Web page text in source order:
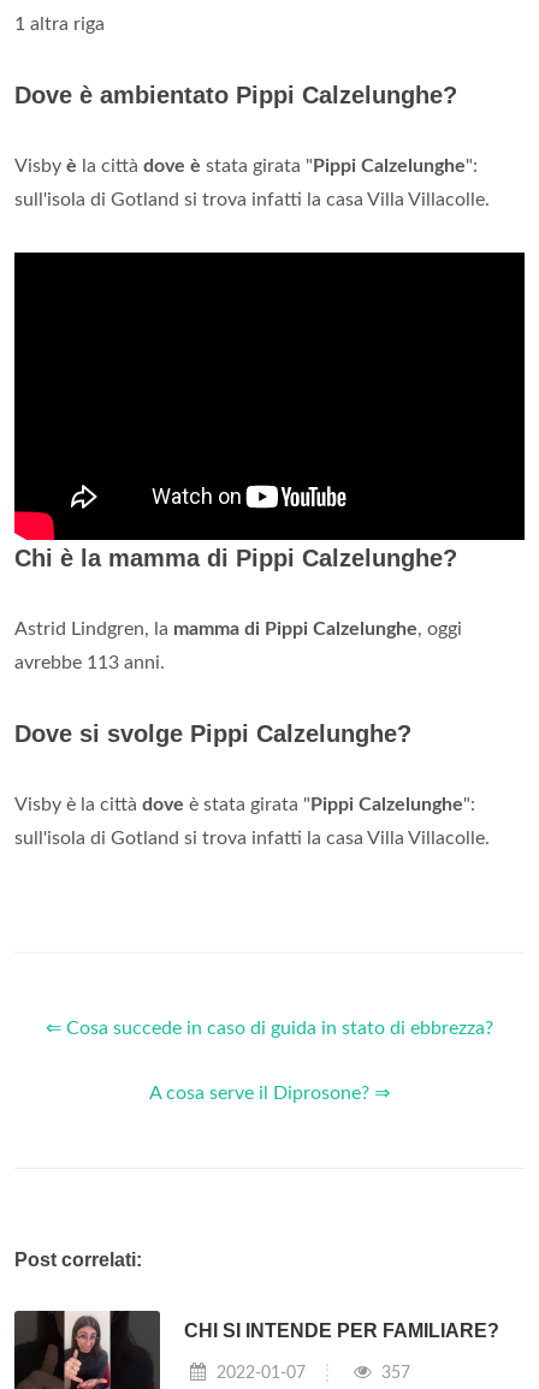
1 altra riga
Dove è ambientato Pippi Calzelunghe?
Visby è la città dove è stata girata " Pippi Calzelunghe":
sull'isola di Gotland si trova infatti la casa Villa Villacolle.
Chi è la mamma di Pippi Calzelunghe?
Astrid Lindgren, la mamma di Pippi Calzelunghe, oggi
avrebbe 113 anni.
Dove si svolge Pippi Calzelunghe?
Visby è la città dove è stata girata " Pippi Calzelunghe":
sull'isola di Gotland si trova infatti la casa Villa Villacolle.
⇐ Cosa succede in caso di guida in stato di ebbrezza?
A cosa serve il Diprosone? ⇒
Post correlati:
CHI SI INTENDE PER FAMILIARE?
2022-01-07 357